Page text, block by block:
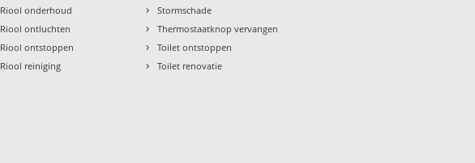
Riool onderhoud
Riool ontluchten
Riool ontstoppen
Riool reiniging
› Stormschade
› Thermostaatknop vervangen
› Toilet ontstoppen
› Toilet renovatie